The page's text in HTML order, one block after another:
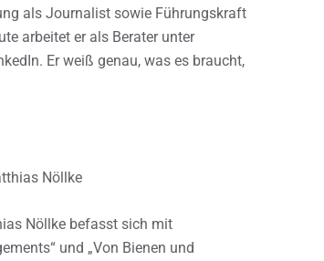
als Journalist sowie Führungskraft
arbeitet er als Berater unter
Er weiß genau, was es braucht,
Nöllke
Nöllke befasst sich mit
und „Von Bienen und